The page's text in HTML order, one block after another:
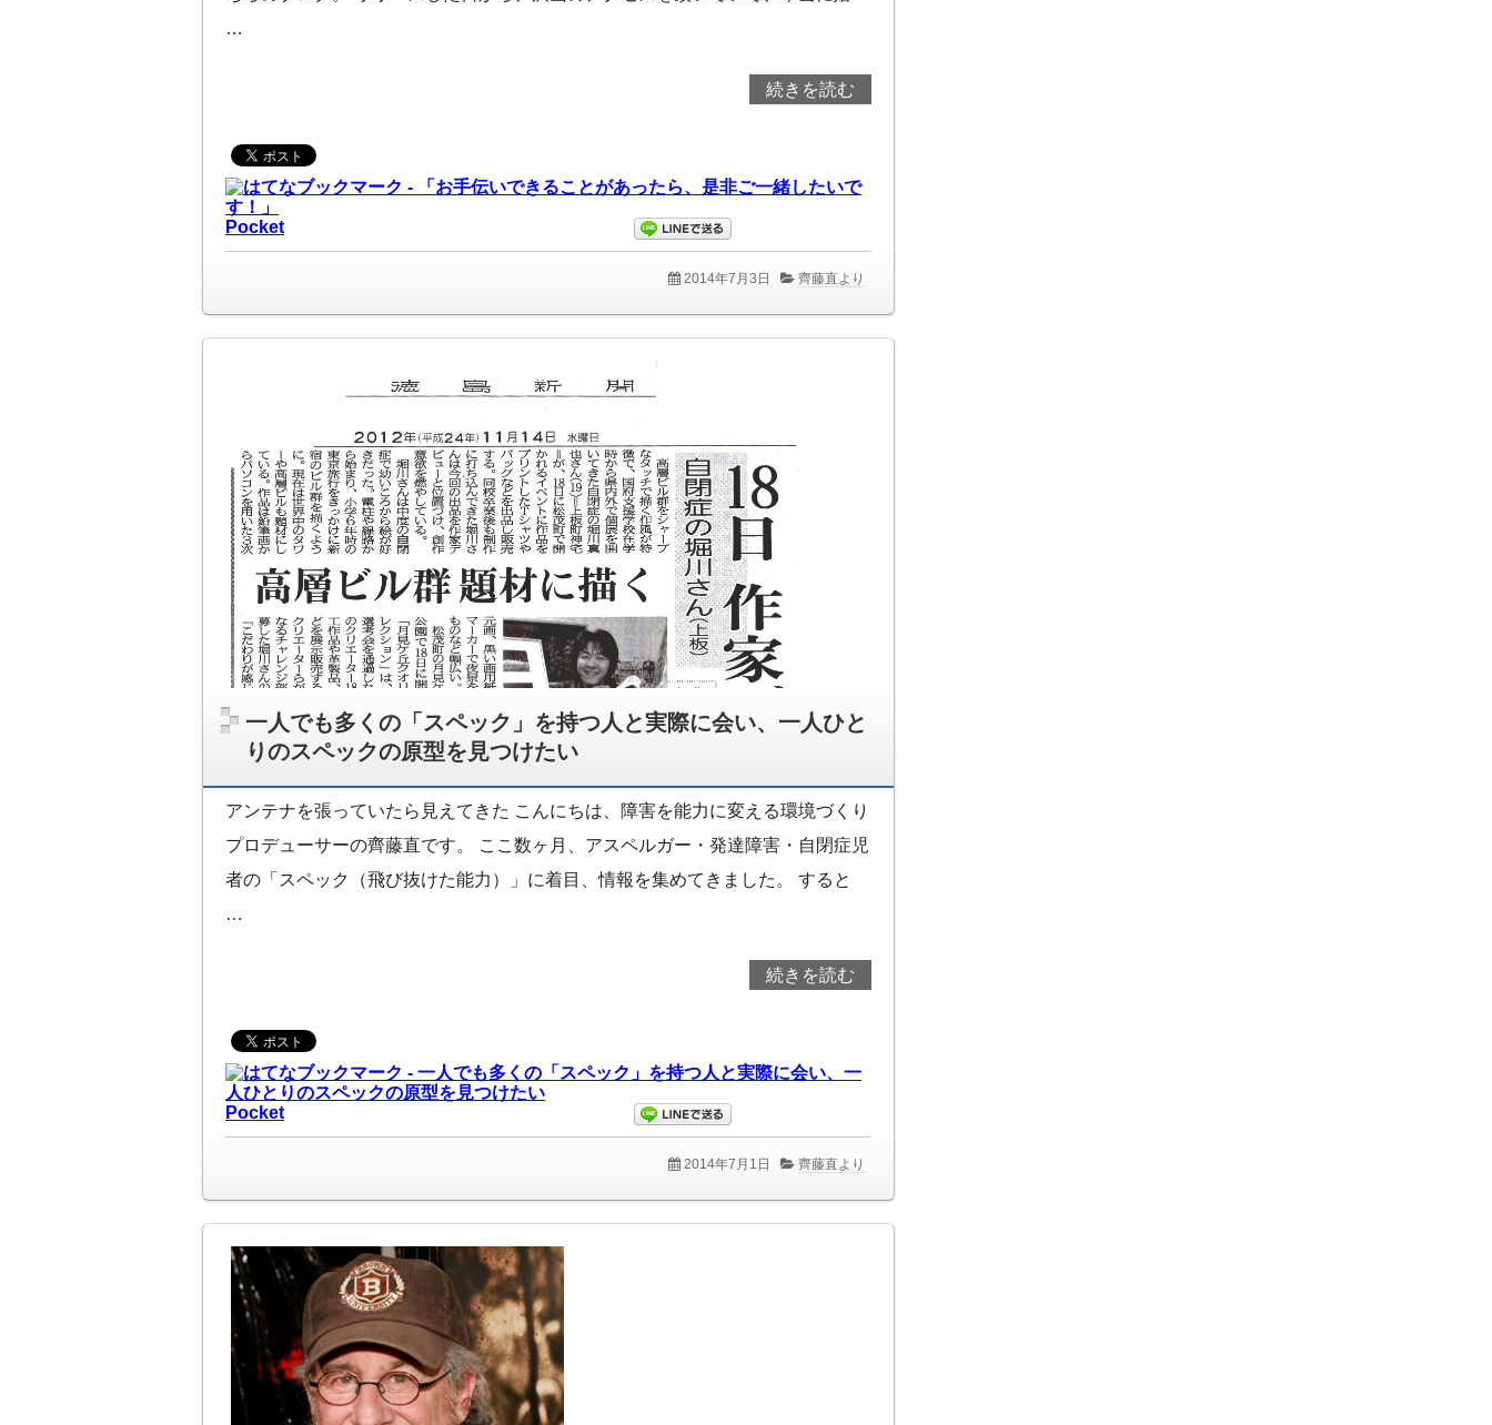
…
続きを読む
Pocket
2014年7月3日 齊藤直より
一人でも多くの「スペック」を持つ人と実際に会い、一人ひと
りのスペックの原型を見つけたい
アンテナを張っていたら見えてきた こんにちは、障害を能力に変える環境づくり
プロデューサーの齊藤直です。 ここ数ヶ月、アスペルガー・発達障害・自閉症児
者の「スペック（飛び抜けた能力）」に着目、情報を集めてきました。 すると
…
続きを読む
Pocket
2014年7月1日 齊藤直より